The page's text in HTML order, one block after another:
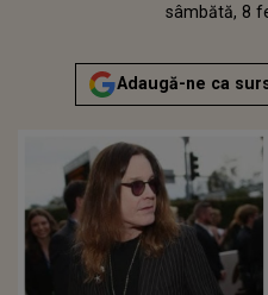
sâmbătă, 8 februarie 2025
Actualizat:
sâmbătă, 8
Adaugă-ne ca